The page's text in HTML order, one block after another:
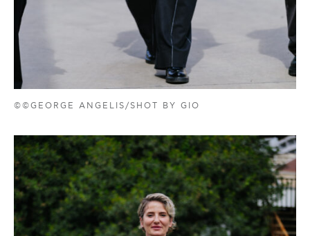
©©GEORGE ANGELIS/SHOT BY GIO